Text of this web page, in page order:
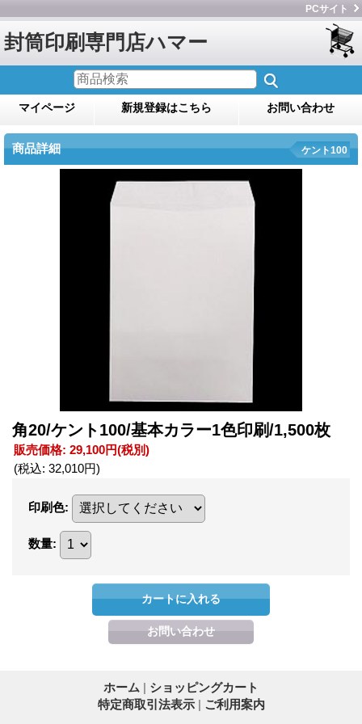
PCサイト
封筒印刷専門店ハマー
マイページ 新規登録はこちら お問い合わせ
商品詳細 ケント100
角20/ケント100/基本カラー1色印刷/1,500枚
販売価格: 29,100円(税別)
(税込: 32,010円)
印刷色:
数量:
ホーム | ショッピングカート
特定商取引法表示 | ご利用案内